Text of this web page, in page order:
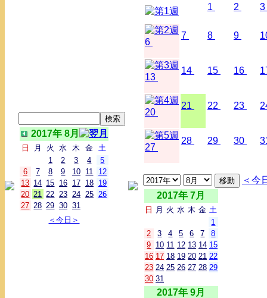
2017年 8月
日 月 火 水 木 金
土
1
2 3 4
5
6
7 8 9 10 11
12
13 14 15 16 17 18 19
20 21 22 23 24 25 26
27 28 29 30 31
＜今日＞
1
2 3
6
7 8 9
13
14 15 16
20
21 22 23
27
28 29 30
＜今
2017年 7月
日 月 火 水 木 金 土
1
2
3 4 5 6 7
8
9 10 11 12 13 14 15
16 17 18 19 20 21 22
23 24 25 26 27 28 29
30 31
2017年 9月